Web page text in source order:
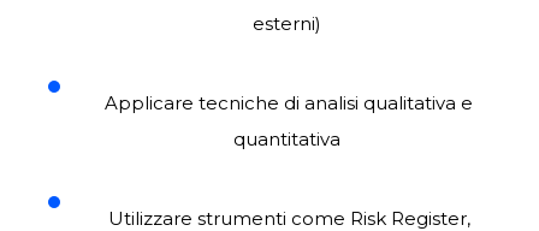
esterni)
Applicare tecniche di analisi qualitativa e
quantitativa
Utilizzare strumenti come Risk Register,